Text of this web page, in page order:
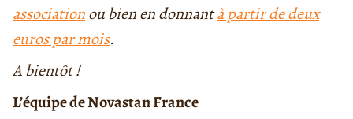
associationou bien en donnantà partir de deux
euros par mois.
A bientôt !
L’équipe de Novastan France